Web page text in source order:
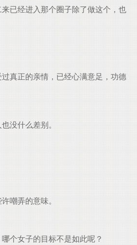
已经进入那个圈子除了做这个，也
真正的亲情，已经心满意足，功德
没什么差别。
嘲弄的意味。
个女子的目标不是如此呢？